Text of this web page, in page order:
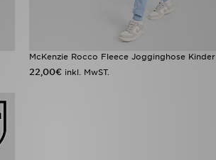
McKenzie Rocco Fleece Jogginghose Kinder
22,00€ inkl. MwST.